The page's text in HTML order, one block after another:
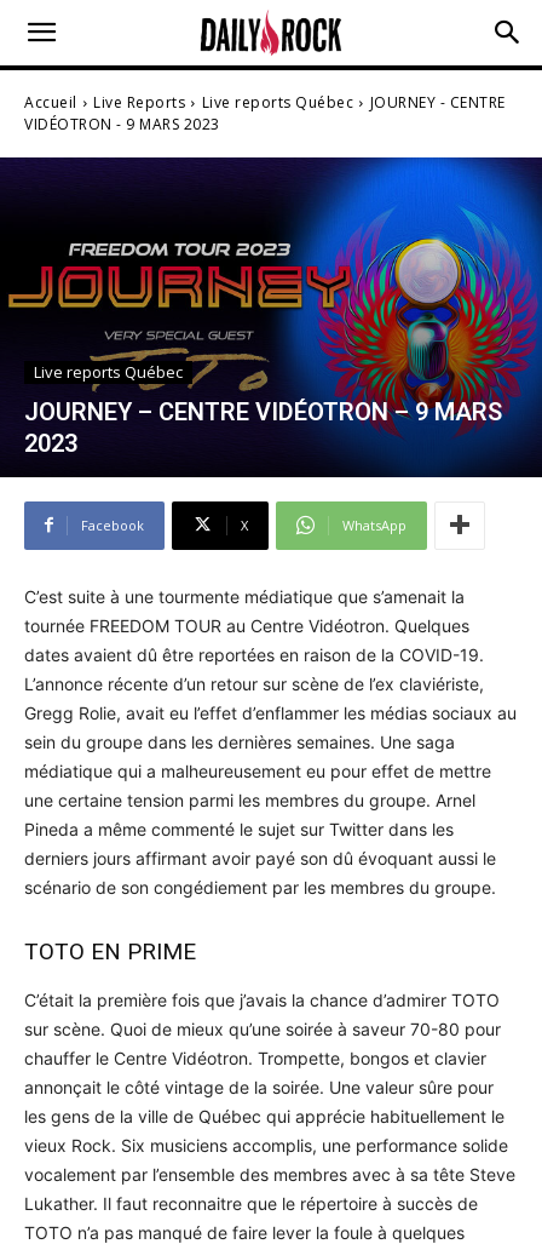
Accueil Live Reports Live reports Québec
JOURNEY - CENTRE
VIDÉOTRON - 9 MARS 2023
Live reports Québec
JOURNEY – CENTRE VIDÉOTRON – 9 MARS
2023
Facebook X WhatsApp
C’est suite à une tourmente médiatique que s’amenait la
tournée FREEDOM TOUR au Centre Vidéotron. Quelques
dates avaient dû être reportées en raison de la COVID-19.
L’annonce récente d’un retour sur scène de l’ex claviériste,
Gregg Rolie, avait eu l’effet d’enflammer les médias sociaux au
sein du groupe dans les dernières semaines. Une saga
médiatique qui a malheureusement eu pour effet de mettre
une certaine tension parmi les membres du groupe. Arnel
Pineda a même commenté le sujet sur Twitter dans les
derniers jours affirmant avoir payé son dû évoquant aussi le
scénario de son congédiement par les membres du groupe.
TOTO EN PRIME
C’était la première fois que j’avais la chance d’admirer TOTO
sur scène. Quoi de mieux qu’une soirée à saveur 70-80 pour
chauffer le Centre Vidéotron. Trompette, bongos et clavier
annonçait le côté vintage de la soirée. Une valeur sûre pour
les gens de la ville de Québec qui apprécie habituellement le
vieux Rock. Six musiciens accomplis, une performance solide
vocalement par l’ensemble des membres avec à sa tête Steve
Lukather. Il faut reconnaitre que le répertoire à succès de
TOTO n’a pas manqué de faire lever la foule à quelques